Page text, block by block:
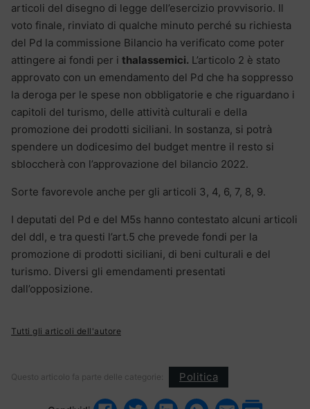
articoli del disegno di legge dell’esercizio provvisorio. Il
voto finale, rinviato di qualche minuto perché su richiesta
del Pd la commissione Bilancio ha verificato come poter
attingere ai fondi per i thalassemici. L’articolo 2 è stato
approvato con un emendamento del Pd che ha soppresso
la deroga per le spese non obbligatorie e che riguardano i
capitoli del turismo, delle attività culturali e della
promozione dei prodotti siciliani. In sostanza, si potrà
spendere un dodicesimo del budget mentre il resto si
sbloccherà con l’approvazione del bilancio 2022.
Sorte favorevole anche per gli articoli 3, 4, 6, 7, 8, 9.
I deputati del Pd e del M5s hanno contestato alcuni articoli
del ddl, e tra questi l’art.5 che prevede fondi per la
promozione di prodotti siciliani, di beni culturali e del
turismo. Diversi gli emendamenti presentati
dall’opposizione.
Tutti gli articoli dell'autore
Questo articolo fa parte delle categorie: Politica